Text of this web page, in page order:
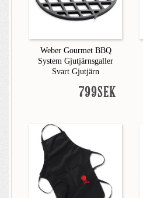
Weber Gourmet BBQ
System Gjutjärnsgaller
Svart Gjutjärn
799SEK